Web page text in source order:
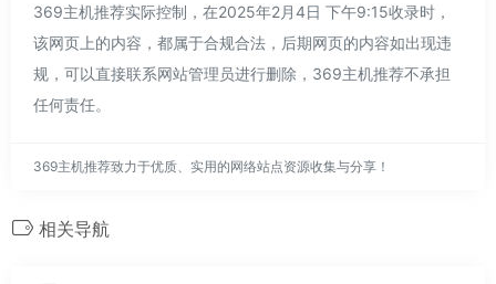
369主机推荐实际控制，在2025年2月4日 下午9:15收录时，
该网页上的内容，都属于合规合法，后期网页的内容如出现违
规，可以直接联系网站管理员进行删除，369主机推荐不承担
任何责任。
369主机推荐致力于优质、实用的网络站点资源收集与分享！
相关导航